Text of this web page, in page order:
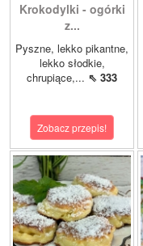
Krokodylki - ogórki
z...
Pyszne, lekko pikantne,
lekko słodkie,
chrupiące,... ⇖ 333
Zobacz przepis!